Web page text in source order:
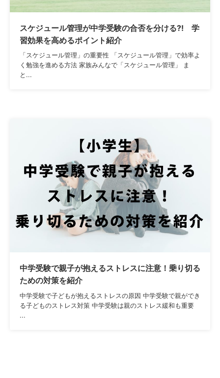
スケジュール管理が中学受験の合否を分ける?! 学
習効果を高めるポイント紹介
「スケジュール管理」の重要性 「スケジュール管理」で効率よ
く勉強を進める方法 家族みんなで「スケジュール管理」 ま
と...
中学受験で親子が抱えるストレスに注意！乗り切る
ための対策を紹介
中学受験で子どもが抱えるストレスの原因 中学受験で親ができ
る子どものストレス対策 中学受験は親のストレス緩和も重要
...